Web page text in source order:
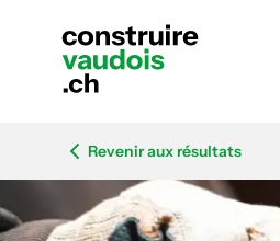
Revenir aux résultats